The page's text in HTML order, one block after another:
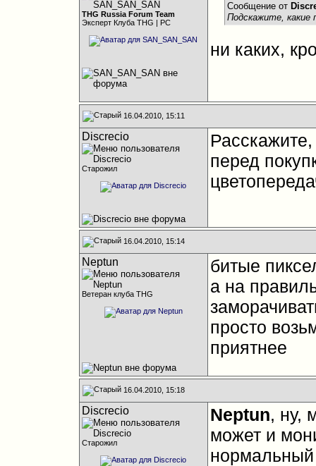
THG Russia Forum Team
Эксперт Клуба THG | PC
Сообщение от
Подскажите,
ни каких,
16.04.2010, 15:11
Discrecio
Старожил
перед
16.04.2010, 15:14
Neptun
Ветеран клуба THG
битые
а на
просто
приятнее
16.04.2010, 15:18
Discrecio
Старожил
Neptun, ну,
может и